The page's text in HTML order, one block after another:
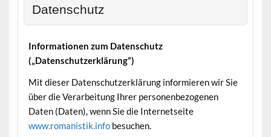
Datenschutz
Informationen zum Datenschutz
(„Datenschutzerklärung“)
Mit dieser Datenschutzerklärung informieren wir Sie
über die Verarbeitung Ihrer personenbezogenen
Daten (Daten), wenn Sie die Internetseite
www.romanistik.infobesuchen.